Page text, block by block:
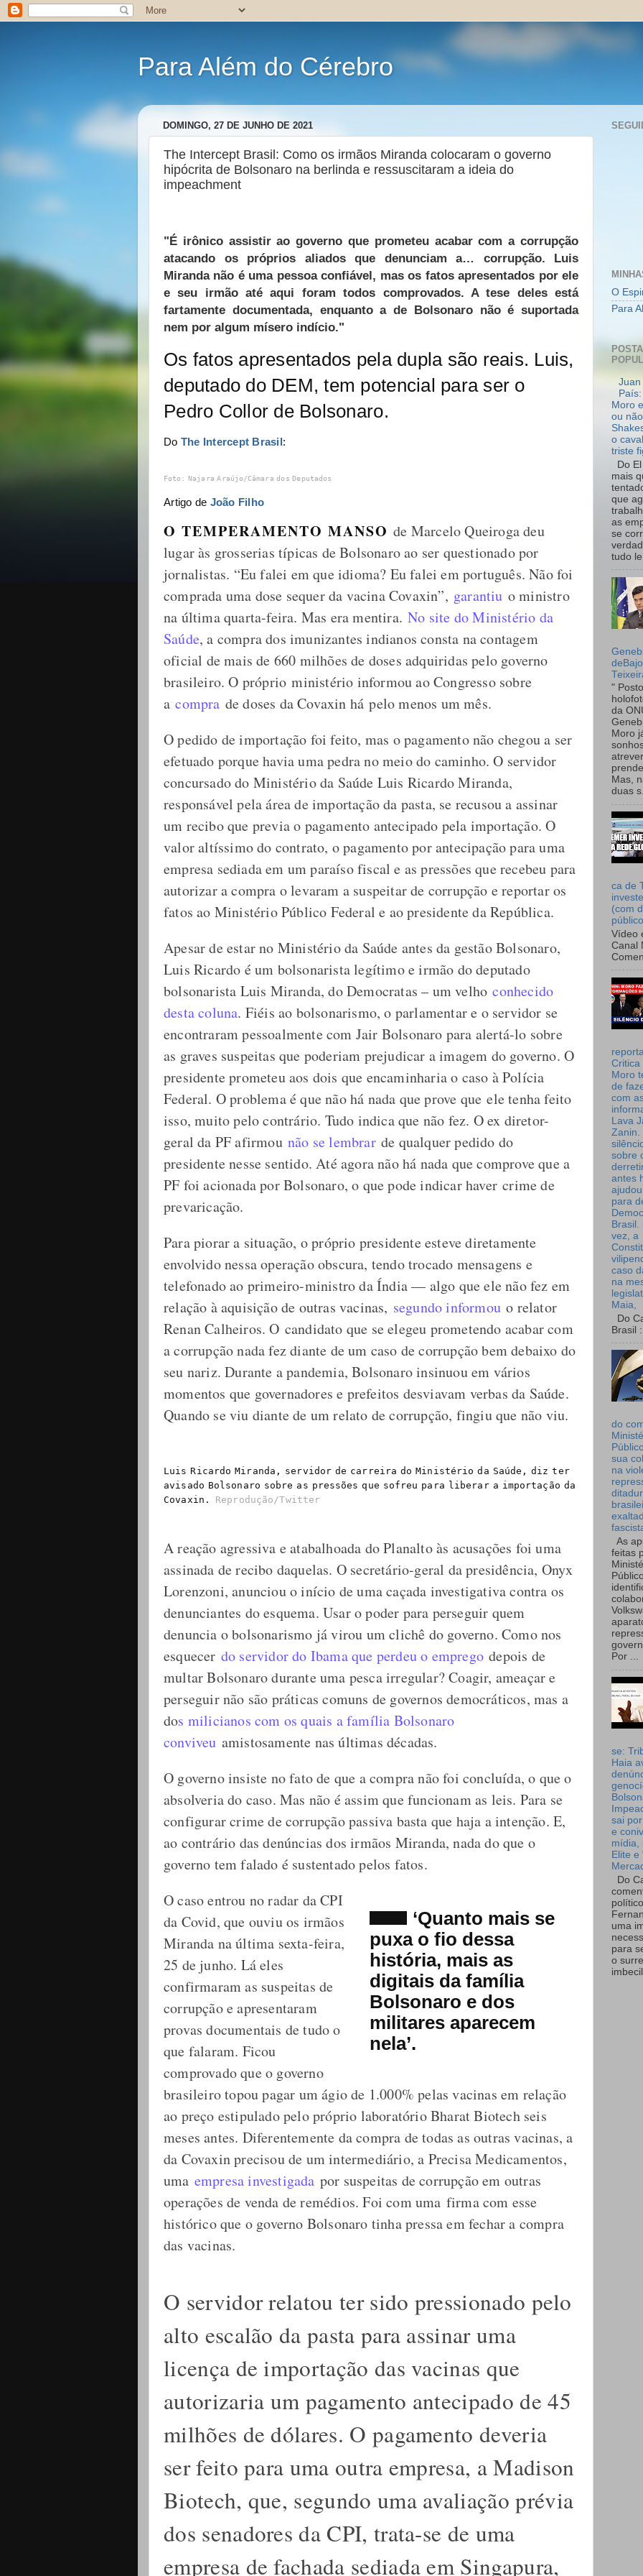
Para Além do Cérebro
DOMINGO, 27 DE JUNHO DE 2021
The Intercept Brasil: Como os irmãos Miranda colocaram o governo
hipócrita de Bolsonaro na berlinda e ressuscitaram a ideia do
impeachment
"É irônico assistir ao governo que prometeu acabar com a corrupção
atacando os próprios aliados que denunciam a… corrupção. Luis
Miranda não é uma pessoa confiável, mas os fatos apresentados por ele
e seu irmão até aqui foram todos comprovados. A tese deles está
fartamente documentada, enquanto a de Bolsonaro não é suportada
nem por algum mísero indício."
Os fatos apresentados pela dupla são reais. Luis,
deputado do DEM, tem potencial para ser o
Pedro Collor de Bolsonaro.
Do The Intercept Brasil:
Foto: Najara Araújo/Câmara dos Deputados
Artigo de João Filho
O TEMPERAMENTO MANSO de Marcelo Queiroga deu
lugar às grosserias típicas de Bolsonaro ao ser questionado por
jornalistas. “Eu falei em que idioma? Eu falei em português. Não foi
comprada uma dose sequer da vacina Covaxin”, garantiu o ministro
na última quarta-feira. Mas era mentira.No site do Ministério da
Saúde, a compra dos imunizantes indianos consta na contagem
oficial de mais de 660 milhões de doses adquiridas pelo governo
brasileiro. O próprio ministério informou ao Congresso sobre
acompra de doses da Covaxin há pelo menos um mês.
O pedido de importação foi feito, mas o pagamento não chegou a ser
efetuado porque havia uma pedra no meio do caminho. O servidor
concursado do Ministério da Saúde Luis Ricardo Miranda,
responsável pela área de importação da pasta, se recusou a assinar
um recibo que previa o pagamento antecipado pela importação. O
valor altíssimo do contrato, o pagamento por antecipação para uma
empresa sediada em um paraíso fiscal e as pressões que recebeu para
autorizar a compra o levaram a suspeitar de corrupção e reportar os
fatos ao Ministério Público Federal e ao presidente da República.
Apesar de estar no Ministério da Saúde antes da gestão Bolsonaro,
Luis Ricardo é um bolsonarista legítimo e irmão do deputado
bolsonarista Luis Miranda, do Democratas – um velho conhecido
desta coluna. Fiéis ao bolsonarismo, o parlamentar e o servidor se
encontraram pessoalmente com Jair Bolsonaro para alertá-lo sobre
as graves suspeitas que poderiam prejudicar a imagem do governo. O
presidente prometeu aos dois que encaminharia o caso à Polícia
Federal. O problema é que não há nada que prove que ele tenha feito
isso, muito pelo contrário. Tudo indica que não fez. O ex diretor-
geral da PF afirmou não se lembrarde qualquer pedido do
presidente nesse sentido. Até agora não há nada que comprove que a
PF foi acionada por Bolsonaro, o que pode indicar haver crime de
prevaricação.
Para piorar a situação, o próprio presidente esteve diretamente
envolvido nessa operação obscura, tendo trocado mensagens e
telefonado ao primeiro-ministro da Índia — algo que ele não fez em
relação à aquisição de outras vacinas, segundo informou o relator
Renan Calheiros. O candidato que se elegeu prometendo acabar com
a corrupção nada fez diante de um caso de corrupção bem debaixo do
seu nariz. Durante a pandemia, Bolsonaro insinuou em vários
momentos que governadores e prefeitos desviavam verbas da Saúde.
Quando se viu diante de um relato de corrupção, fingiu que não viu.
Luis Ricardo Miranda, servidor de carreira do Ministério da Saúde, diz ter
avisado Bolsonaro sobre as pressões que sofreu para liberar a importação da
Covaxin.
Reprodução/Twitter
A reação agressiva e atabalhoada do Planalto às acusações foi uma
assinada de recibo daquelas. O secretário-geral da presidência, Onyx
Lorenzoni, anunciou o início de uma caçada investigativa contra os
denunciantes do esquema. Usar o poder para perseguir quem
denuncia o bolsonarismo já virou um clichê do governo. Como nos
esquecer do servidor do Ibama que perdeu o emprego depois de
multar Bolsonaro durante uma pesca irregular? Coagir, ameaçar e
perseguir não são práticas comuns de governos democráticos, mas a
dos milicianos com os quais a família Bolsonaro
conviveu amistosamente nas últimas décadas.
O governo insiste no fato de que a compra não foi concluída, o que o
absolveria do caso. Mas não é assim que funcionam as leis. Para se
configurar crime de corrupção passiva basta que haja a intenção. E,
ao contrário das denúncias dos irmãos Miranda, nada do que o
governo tem falado é sustentado pelos fatos.
‘Quanto mais se
puxa o fio dessa
história, mais as
digitais da família
Bolsonaro e dos
militares aparecem
nela’.
O caso entrou no radar da CPI
da Covid, que ouviu os irmãos
Miranda na última sexta-feira,
25 de junho. Lá eles
confirmaram as suspeitas de
corrupção e apresentaram
provas documentais de tudo o
que falaram. Ficou
comprovado que o governo
brasileiro topou pagar um ágio de 1.000% pelas vacinas em relação
ao preço estipulado pelo próprio laboratório Bharat Biotech seis
meses antes. Diferentemente da compra de todas as outras vacinas, a
da Covaxin precisou de um intermediário, a Precisa Medicamentos,
uma empresa investigada por suspeitas de corrupção em outras
operações de venda de remédios. Foi com uma firma com esse
histórico que o governo Bolsonaro tinha pressa em fechar a compra
das vacinas.
O servidor relatou ter sido pressionado pelo
alto escalão da pasta para assinar uma
licença de importação das vacinas que
autorizaria um pagamento antecipado de 45
milhões de dólares. O pagamento deveria
ser feito para uma outra empresa, a Madison
Biotech, que, segundo uma avaliação prévia
dos senadores da CPI, trata-se de uma
empresa de fachada sediada em Singapura,
O
Para
Juan
Moro
ou
o
triste
Do
mais
que
as
se
tudo
"
da
Moro
Mas,
duas
ca de
(com
Vídeo
Canal
Critica
Moro
de
com
Lava
Zanin.
sobre
antes
para
Brasil.
vez, a
caso
na
Maia,
Do
Brasil :
do
sua
na
As
feitas
Por ...
se:
Haia
sai
e
mídia,
Elite e
Do
uma
para
o